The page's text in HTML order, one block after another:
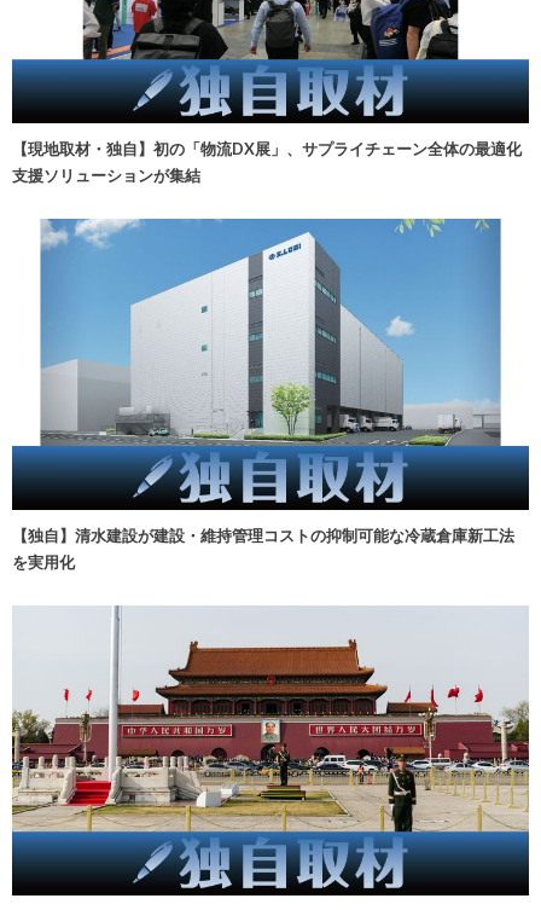
【現地取材・独自】初の「物流DX展」、サプライチェーン全体の最適化
支援ソリューションが集結
【独自】清水建設が建設・維持管理コストの抑制可能な冷蔵倉庫新工法
を実用化